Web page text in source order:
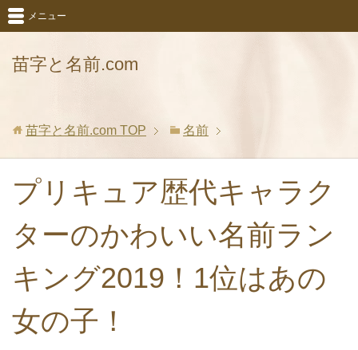
苗字と名前.com
メニュー
苗字と名前.com TOP 名前
プリキュア歴代キャラク
ターのかわいい名前ラン
キング2019！1位はあの
女の子！